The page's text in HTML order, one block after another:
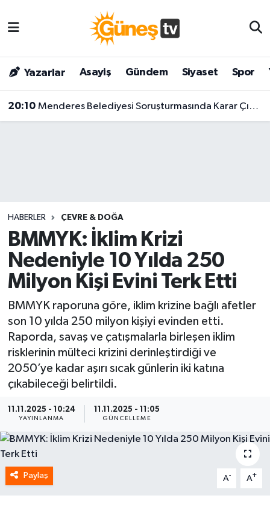
Yazarlar Asayiş Gündem Siyaset Spor
20:10 Menderes Belediyesi Soruşturmasında Karar Çıktı! Başkan Ve 9 Kişi Tutuklandı
HABERLER ÇEVRE & DOĞA
BMMYK: İklim Krizi
Nedeniyle 10 Yılda 250
Milyon Kişi Evini Terk Etti
BMMYK raporuna göre, iklim krizine bağlı afetler
son 10 yılda 250 milyon kişiyi evinden etti.
Raporda, savaş ve çatışmalarla birleşen iklim
risklerinin mülteci krizini derinleştirdiği ve
2050’ye kadar aşırı sıcak günlerin iki katına
çıkabileceği belirtildi.
11.11.2025 - 10:24
YAYINLANMA
11.11.2025 - 11:05
GÜNCELLEME
Paylaş A- A+
Bilim & Teknoloji
Dünya
Magazin
Siyaset
Spor
Yaşam
Malatya Nöbetçi Eczaneler
Malatya Hava Durumu
Malatya Namaz Vakitleri
Son Dakika Haberleri
Haber Arşivi